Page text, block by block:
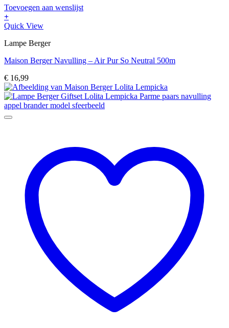
Toevoegen aan wenslijst
+
Quick View
Lampe Berger
Maison Berger Navulling – Air Pur So Neutral 500m
€ 16,99